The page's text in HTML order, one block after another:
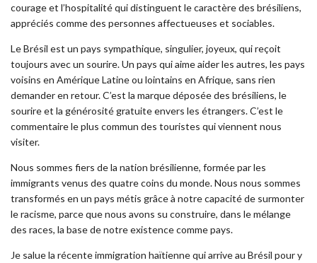
courage et l’hospitalité qui distinguent le caractère des brésiliens,
appréciés comme des personnes affectueuses et sociables.
Le Brésil est un pays sympathique, singulier, joyeux, qui reçoit
toujours avec un sourire. Un pays qui aime aider les autres, les pays
voisins en Amérique Latine ou lointains en Afrique, sans rien
demander en retour. C’est la marque déposée des brésiliens, le
sourire et la générosité gratuite envers les étrangers. C’est le
commentaire le plus commun des touristes qui viennent nous
visiter.
Nous sommes fiers de la nation brésilienne, formée par les
immigrants venus des quatre coins du monde. Nous nous sommes
transformés en un pays métis grâce à notre capacité de surmonter
le racisme, parce que nous avons su construire, dans le mélange
des races, la base de notre existence comme pays.
Je salue la récente immigration haïtienne qui arrive au Brésil pour y